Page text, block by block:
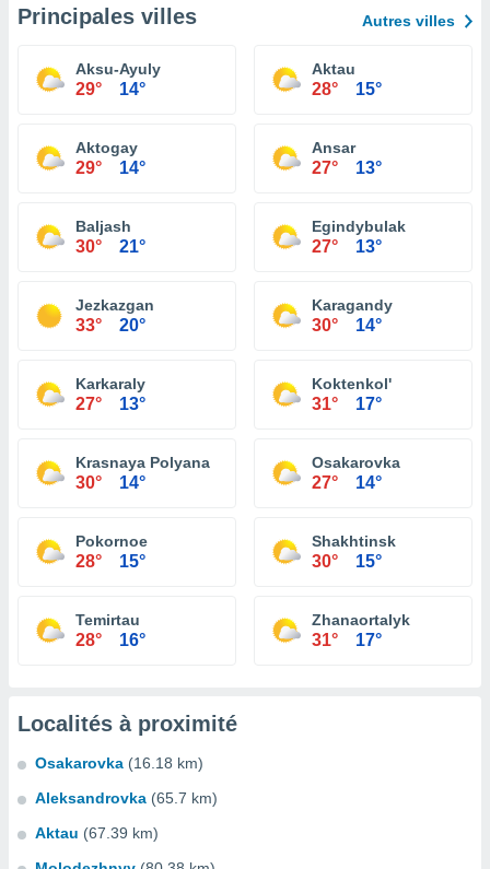
Principales villes Autres villes
Aksu-Ayuly
29° 14°
Aktau
28° 15°
Aktogay
29° 14°
Ansar
27° 13°
Baljash
30° 21°
Egindybulak
27° 13°
Jezkazgan
33° 20°
Karagandy
30° 14°
Karkaraly
27° 13°
Koktenkol'
31° 17°
Krasnaya Polyana
30° 14°
Osakarovka
27° 14°
Pokornoe
28° 15°
Shakhtinsk
30° 15°
Temirtau
28° 16°
Zhanaortalyk
31° 17°
Localités à proximité
Osakarovka (16.18 km)
Aleksandrovka (65.7 km)
Aktau (67.39 km)